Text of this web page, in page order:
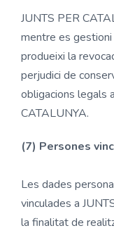
JUNTS PER
mentre es
produeixi la
perjudici de
obligacions legals
CATALUNYA.
(7) Persones
Les dades
vinculades a
la finalitat de